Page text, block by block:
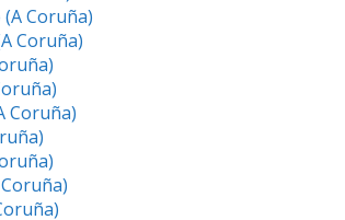
Coruña)
Coruña)
Coruña)